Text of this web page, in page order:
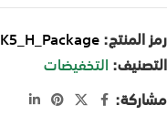
رمز المنتج:
التصنيف:التخفيضات
مشاركة: